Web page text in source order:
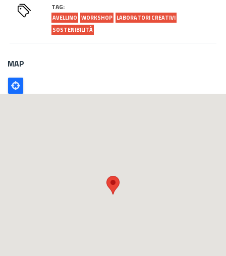
TAG:
AVELLINO WORKSHOP LABORATORI CREATIVI
SOSTENIBILITÀ
MAP
Poligono
GEO